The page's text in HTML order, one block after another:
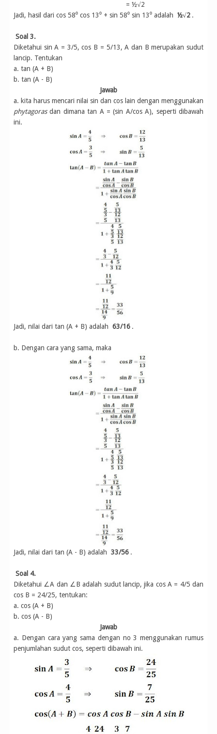
= ½√2
Jadi, hasil dari cos 58⁰ cos 13⁰ + sin 58⁰ sin 13⁰ adalah ½√2 .
Soal 3.
Diketahui sin A = 3/5, cos B = 5/13, A dan B merupakan sudut
lancip. Tentukan
a. tan (A + B)
b. tan (A - B)
Jawab
a. kita harus mencari nilai sin dan cos lain dengan menggunakan
phytagorasdan dimana tan A = (sin A/cos A), seperti dibawah
ini.
Jadi, nilai dari tan (A + B) adalah 63/16 .
b. Dengan cara yang sama, maka
Jadi, nilai dari tan (A - B) adalah 33/56 .
Soal 4.
Diketahui ∠A dan ∠B adalah sudut lancip, jika cos A = 4/5 dan
cos B = 24/25, tentukan:
a. cos (A + B)
b. cos (A - B)
Jawab
a. Dengan cara yang sama dengan no 3 menggunakan rumus
penjumlahan sudut cos, seperti dibawah ini.